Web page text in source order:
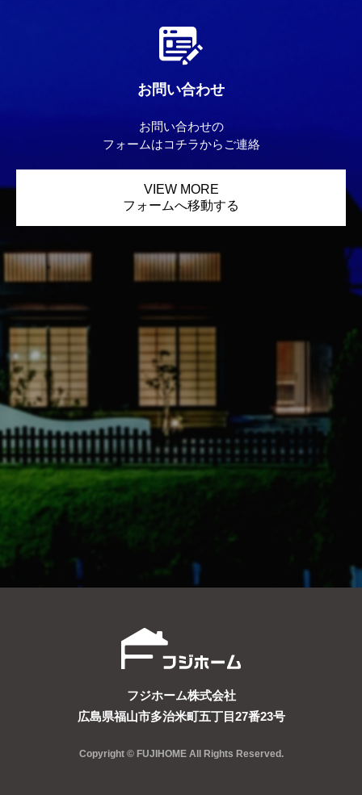
お問い合わせ
お問い合わせの
フォームはコチラからご連絡
VIEW MORE
フォームへ移動する
フジホーム株式会社
広島県福山市多治米町五丁目27番23号
Copyright © FUJIHOME All Rights Reserved.